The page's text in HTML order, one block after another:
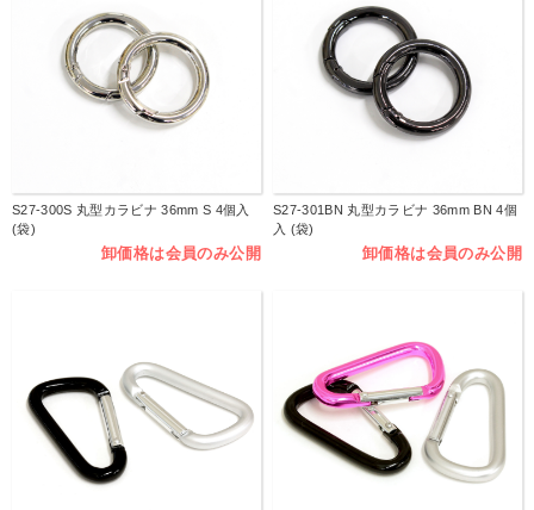
S27-300S 丸型カラビナ 36mm S 4個入
(袋)
卸価格は会員のみ公開
S27-301BN 丸型カラビナ 36mm BN 4個
入 (袋)
卸価格は会員のみ公開